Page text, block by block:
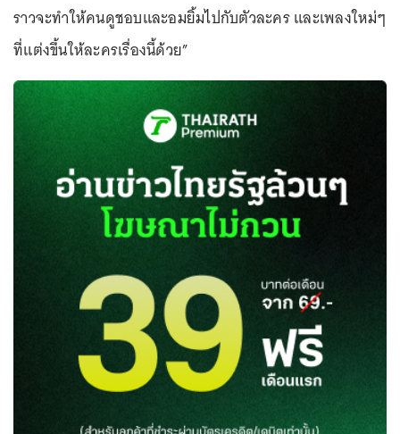
ราวจะทำให้คนดูชอบและอมยิ้มไปกับตัวละคร และเพลงใหม่ๆ
ที่แต่งขึ้นให้ละครเรื่องนี้ด้วย”